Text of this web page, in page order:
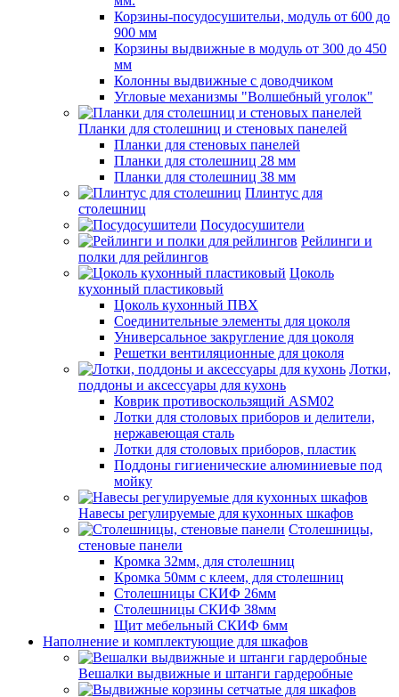
Корзины-посудосушительи, модуль от 600 до
900 мм
Корзины выдвижные в модуль от 300 до 450
мм
Колонны выдвижные с доводчиком
Угловые механизмы "Волшебный уголок"
Планки для столешниц и стеновых панелей
Планки для стеновых панелей
Планки для столешниц 28 мм
Планки для столешниц 38 мм
Плинтус для
столешниц
Посудосушители
Рейлинги и
полки для рейлингов
Цоколь
кухонный пластиковый
Цоколь кухонный ПВХ
Соединительные элементы для цоколя
Универсальное закругление для цоколя
Решетки вентиляционные для цоколя
Лотки,
поддоны и аксессуары для кухонь
Коврик противоскользящий ASM02
Лотки для столовых приборов и делители,
нержавеющая сталь
Лотки для столовых приборов, пластик
Поддоны гигиенические алюминиевые под
мойку
Навесы регулируемые для кухонных шкафов
Столешницы,
стеновые панели
Кромка 32мм, для столешниц
Кромка 50мм с клеем, для столешниц
Столешницы СКИФ 26мм
Столешницы СКИФ 38мм
Щит мебельный СКИФ 6мм
Наполнение и комплектующие для шкафов
Вешалки выдвижные и штанги гардеробные